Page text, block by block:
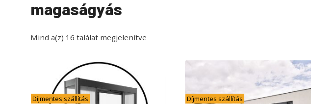
magaságyás
Mind a(z) 16 találat megjelenítve
Díjmentes szállítás Díjmentes szállítás